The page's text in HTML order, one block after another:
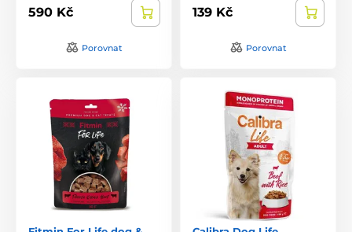
590 Kč
Porovnat
139 Kč
Porovnat